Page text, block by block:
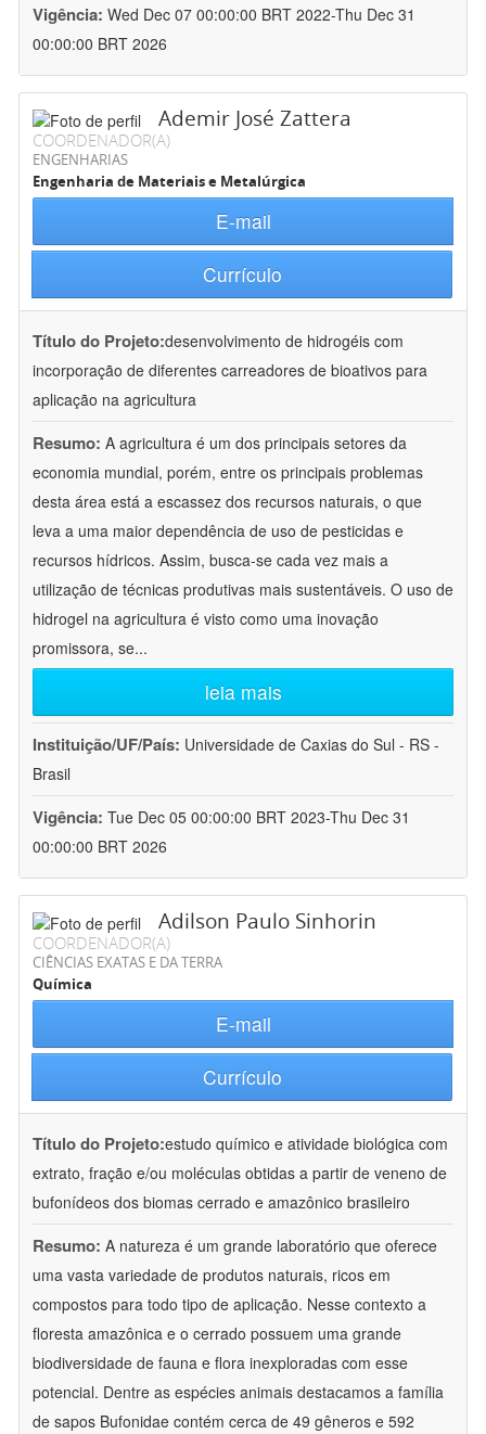
Vigência: Wed Dec 07 00:00:00 BRT 2022-Thu Dec 31
00:00:00 BRT 2026
Ademir José Zattera
COORDENADOR(A)
ENGENHARIAS
Engenharia de Materiais e Metalúrgica
E-mail
Currículo
Título do Projeto:desenvolvimento de hidrogéis com
incorporação de diferentes carreadores de bioativos para
aplicação na agricultura
Resumo: A agricultura é um dos principais setores da
economia mundial, porém, entre os principais problemas
desta área está a escassez dos recursos naturais, o que
leva a uma maior dependência de uso de pesticidas e
recursos hídricos. Assim, busca-se cada vez mais a
utilização de técnicas produtivas mais sustentáveis. O uso de
hidrogel na agricultura é visto como uma inovação
promissora, se...
leia mais
Instituição/UF/País: Universidade de Caxias do Sul - RS -
Brasil
Vigência: Tue Dec 05 00:00:00 BRT 2023-Thu Dec 31
00:00:00 BRT 2026
Adilson Paulo Sinhorin
COORDENADOR(A)
CIÊNCIAS EXATAS E DA TERRA
Química
E-mail
Currículo
Título do Projeto:estudo químico e atividade biológica com
extrato, fração e/ou moléculas obtidas a partir de veneno de
bufonídeos dos biomas cerrado e amazônico brasileiro
Resumo: A natureza é um grande laboratório que oferece
uma vasta variedade de produtos naturais, ricos em
compostos para todo tipo de aplicação. Nesse contexto a
floresta amazônica e o cerrado possuem uma grande
biodiversidade de fauna e flora inexploradas com esse
potencial. Dentre as espécies animais destacamos a família
de sapos Bufonidae contém cerca de 49 gêneros e 592